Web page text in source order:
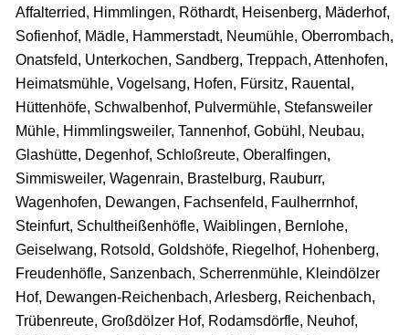
Affalterried, Himmlingen, Röthardt, Heisenberg, Mäderhof,
Sofienhof, Mädle, Hammerstadt, Neumühle, Oberrombach,
Onatsfeld, Unterkochen, Sandberg, Treppach, Attenhofen,
Heimatsmühle, Vogelsang, Hofen, Fürsitz, Rauental,
Hüttenhöfe, Schwalbenhof, Pulvermühle, Stefansweiler
Mühle, Himmlingsweiler, Tannenhof, Gobühl, Neubau,
Glashütte, Degenhof, Schloßreute, Oberalfingen,
Simmisweiler, Wagenrain, Brastelburg, Rauburr,
Wagenhofen, Dewangen, Fachsenfeld, Faulherrnhof,
Steinfurt, Schultheißenhöfle, Waiblingen, Bernlohe,
Geiselwang, Rotsold, Goldshöfe, Riegelhof, Hohenberg,
Freudenhöfle, Sanzenbach, Scherrenmühle, Kleindölzer
Hof, Dewangen-Reichenbach, Arlesberg, Reichenbach,
Trübenreute, Großdölzer Hof, Rodamsdörfle, Neuhof,